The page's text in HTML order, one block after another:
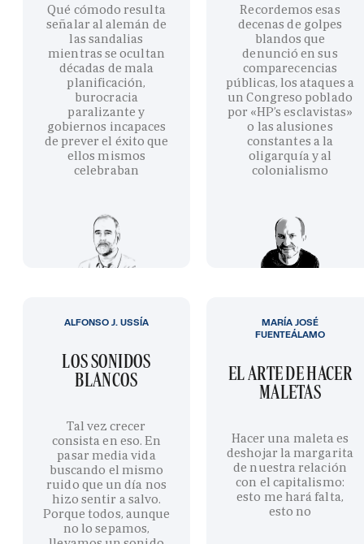
Qué cómodo resulta
señalar al alemán de
las sandalias
mientras se ocultan
décadas de mala
planificación,
burocracia
paralizante y
gobiernos incapaces
de prever el éxito que
ellos mismos
celebraban
Recordemos esas
decenas de golpes
blandos que
denunció en sus
comparecencias
públicas, los ataques a
un Congreso poblado
por «HP’s esclavistas»
o las alusiones
constantes a la
oligarquía y al
colonialismo
LOS SONIDOS
BLANCOS
Tal vez crecer
consista en eso. En
pasar media vida
buscando el mismo
ruido que un día nos
hizo sentir a salvo.
Porque todos, aunque
no lo sepamos,
ALFONSO J. USSÍA
EL ARTE DE HACER
MALETAS
Hacer una maleta es
deshojar la margarita
de nuestra relación
con el capitalismo:
esto me hará falta,
esto no
MARÍA JOSÉ
FUENTEÁLAMO